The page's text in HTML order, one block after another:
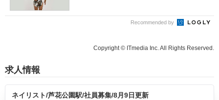
Recommended by
Copyright © ITmedia Inc. All Rights Reserved.
求人情報
ネイリスト/芦花公園駅/社員募集/8月9日更新